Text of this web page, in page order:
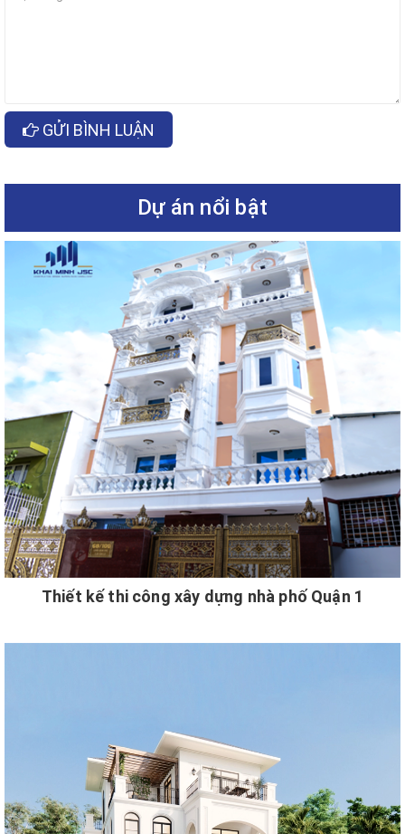
GỬI BÌNH LUẬN
Dự án nổi bật
Thiết kế thi công xây dựng nhà phố Quận 1